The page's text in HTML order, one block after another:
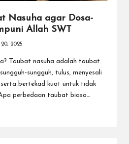
Nasuha agar Dosa-
Allah SWT
2025
Taubat nasuha adalah taubat
sungguh, tulus, menyesali
bertekad kuat untuk tidak
perbedaan taubat biasa…